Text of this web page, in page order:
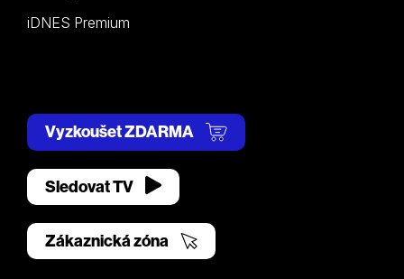
iDNES Premium
Vyzkoušet ZDARMA
Sledovat TV
Zákaznická zóna